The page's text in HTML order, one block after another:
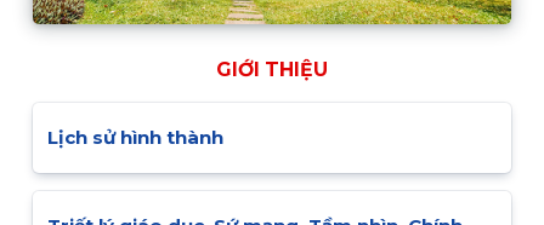
GIỚI THIỆU
Lịch sử hình thành